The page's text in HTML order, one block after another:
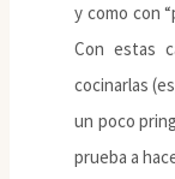
y como con
Con estas
cocinarlas
un poco
prueba a